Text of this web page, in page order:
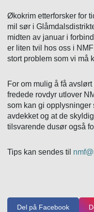
Økokrim etterforsker for
mil sør i
midten av januar i
er liten tvil hos oss i
stort problem som vi må
For om mulig å få
fredede rovdyr utlover
som kan gi
avdekket og at de
tilsvarende dusør også
Tips kan sendes til
Del på Facebook